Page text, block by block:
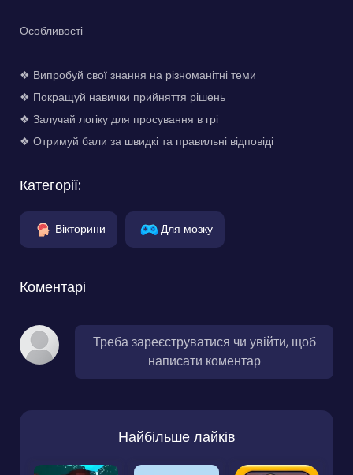
Особливості
❖ Випробуй свої знання на різноманітні теми
❖ Покращуй навички прийняття рішень
❖ Залучай логіку для просування в грі
❖ Отримуй бали за швидкі та правильні відповіді
Категорії:
Вікторини Для мозку
Коментарі
Треба зареєструватися чи увійти, щоб
написати коментар
Найбільше лайків